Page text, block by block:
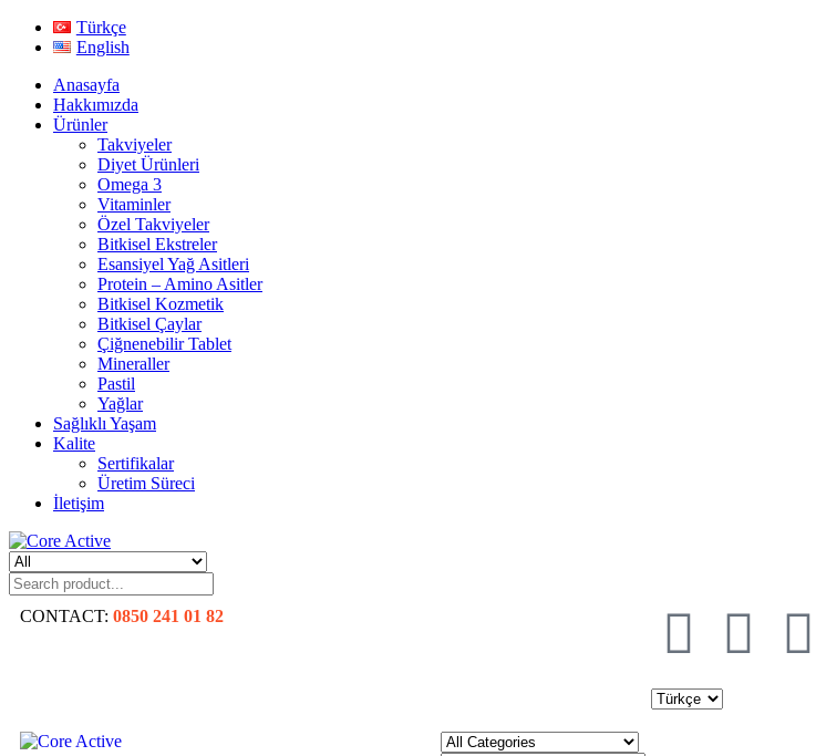
Türkçe
English
Anasayfa
Hakkımızda
Ürünler
Takviyeler
Diyet Ürünleri
Omega 3
Vitaminler
Özel Takviyeler
Bitkisel Ekstreler
Esansiyel Yağ Asitleri
Protein – Amino Asitler
Bitkisel Kozmetik
Bitkisel Çaylar
Çiğnenebilir Tablet
Mineraller
Pastil
Yağlar
Sağlıklı Yaşam
Kalite
Sertifikalar
Üretim Süreci
İletişim
CONTACT: 0850 241 01 82